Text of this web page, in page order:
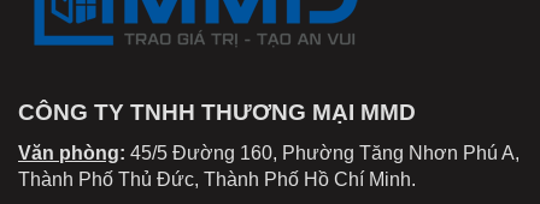
CÔNG TY TNHH THƯƠNG MẠI MMD
Văn phòng: 45/5 Đường 160, Phường Tăng Nhơn Phú A,
Thành Phố Thủ Đức, Thành Phố Hồ Chí Minh.